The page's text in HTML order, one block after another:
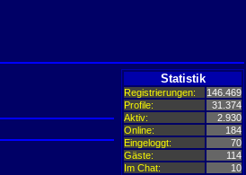
Statistik
Registrierungen:
146.469
Profile:
31.374
Aktiv:
2.930
Online:
184
Eingeloggt:
70
Gäste:
114
Im Chat:
10